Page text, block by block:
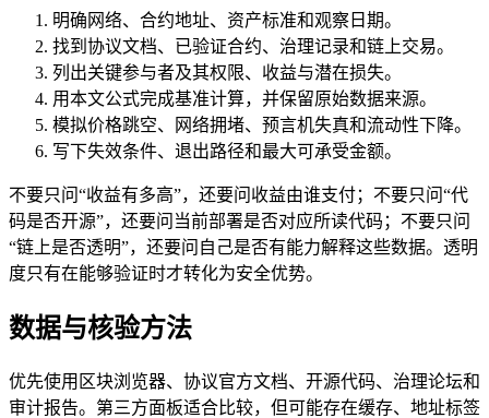
明确网络、合约地址、资产标准和观察日期。
找到协议文档、已验证合约、治理记录和链上交易。
列出关键参与者及其权限、收益与潜在损失。
用本文公式完成基准计算，并保留原始数据来源。
模拟价格跳空、网络拥堵、预言机失真和流动性下降。
写下失效条件、退出路径和最大可承受金额。
不要只问“收益有多高”，还要问收益由谁支付；不要只问“代
码是否开源”，还要问当前部署是否对应所读代码；不要只问
“链上是否透明”，还要问自己是否有能力解释这些数据。透明
度只有在能够验证时才转化为安全优势。
数据与核验方法
优先使用区块浏览器、协议官方文档、开源代码、治理论坛和
审计报告。第三方面板适合比较，但可能存在缓存、地址标签